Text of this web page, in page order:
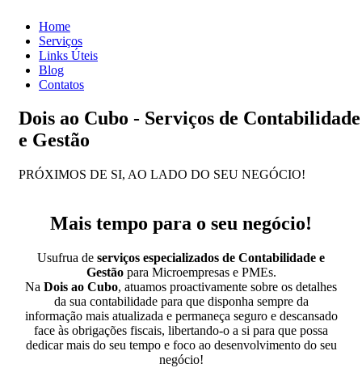
Home
Serviços
Links Úteis
Blog
Contatos
Dois ao Cubo - Serviços de Contabilidade
e Gestão
PRÓXIMOS DE SI, AO LADO DO SEU NEGÓCIO!
Mais tempo para o seu negócio!
Usufrua de serviços especializados de Contabilidade e
Gestãopara Microempresas e PMEs.
Na Dois ao Cubo, atuamos proactivamente sobre os detalhes
da sua contabilidade para que disponha sempre da
informação mais atualizada e permaneça seguro e descansado
face às obrigações fiscais, libertando-o a si para que possa
dedicar mais do seu tempo e foco ao desenvolvimento do seu
negócio!